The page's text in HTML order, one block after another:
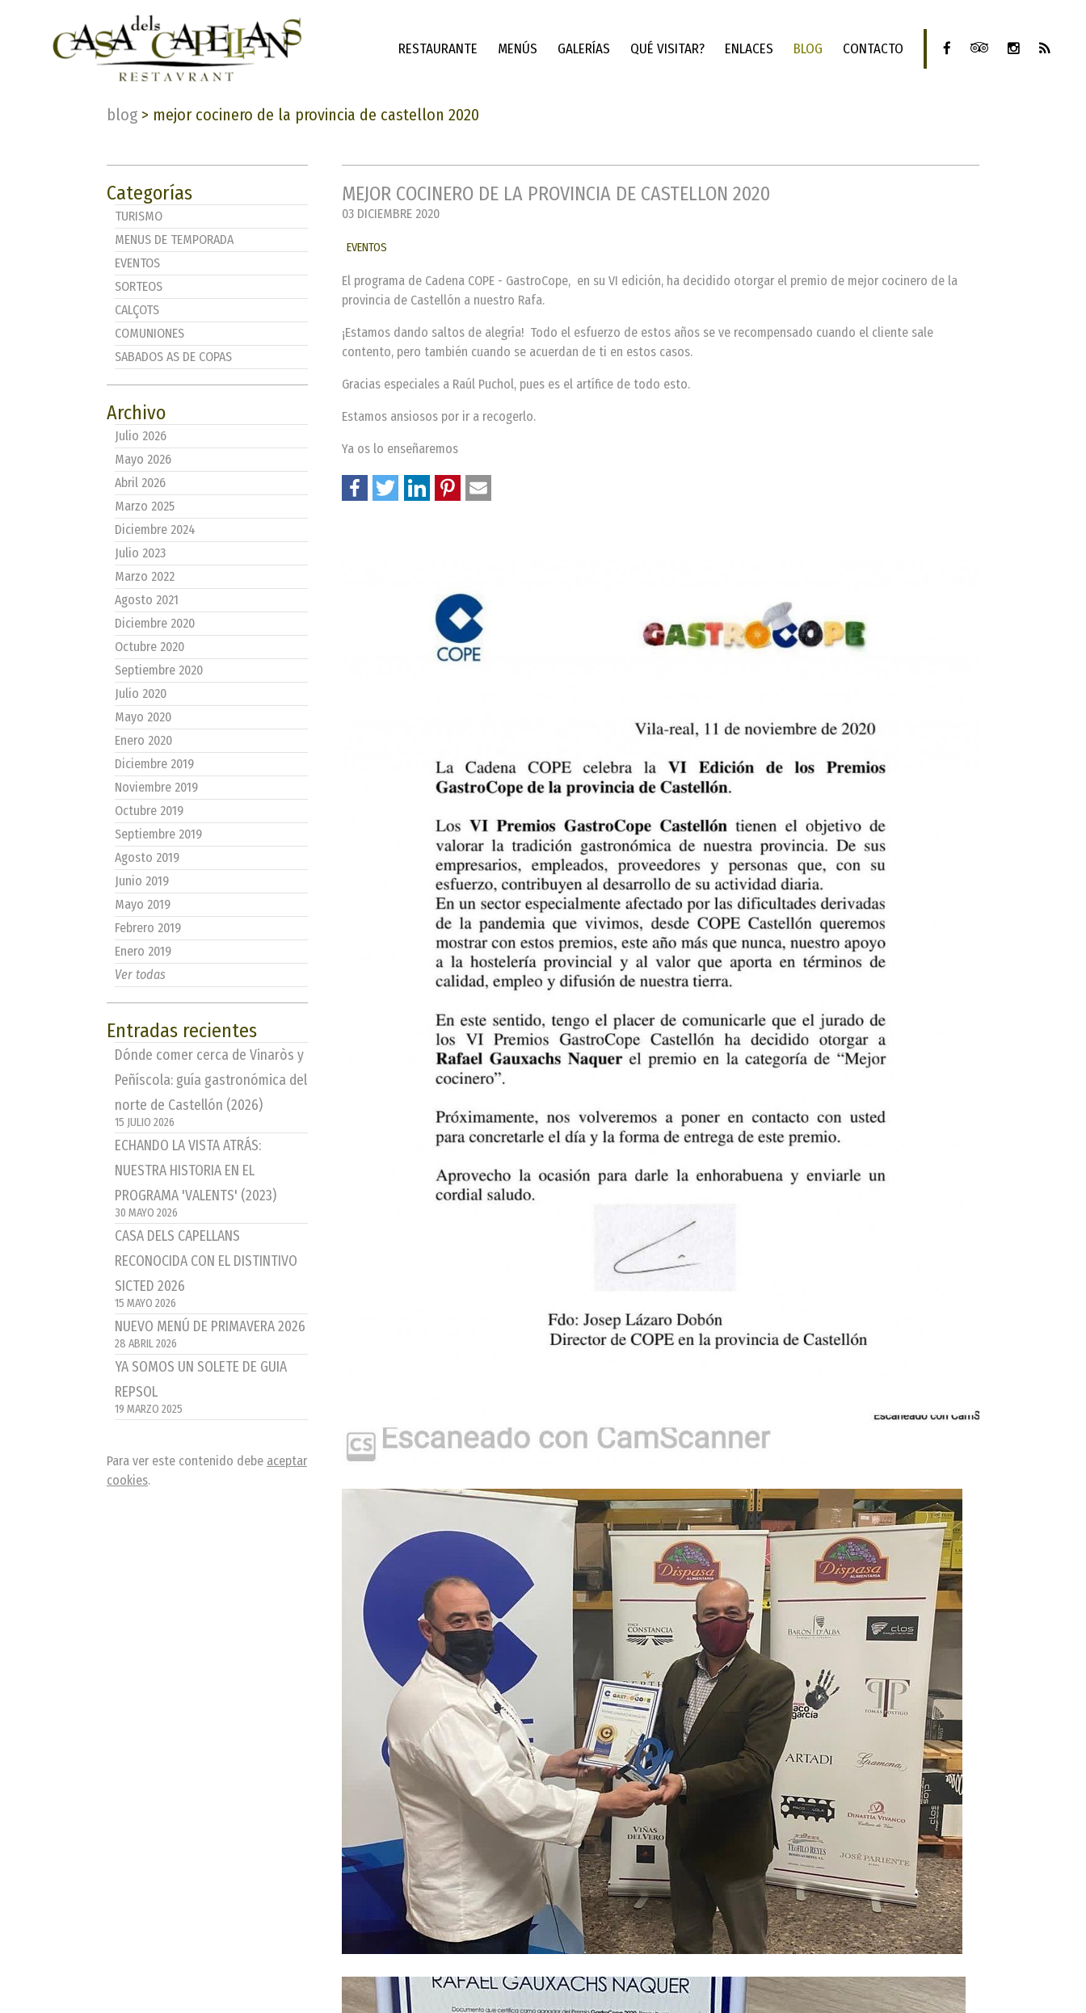
RESTAURANTE MENÚS GALERÍAS QUÉ VISITAR? ENLACES BLOG CONTACTO
blog > mejor cocinero de la provincia de castellon 2020
Categorías
TURISMO
MENUS DE TEMPORADA
EVENTOS
SORTEOS
CALÇOTS
COMUNIONES
SABADOS AS DE COPAS
Archivo
Julio 2026
Mayo 2026
Abril 2026
Marzo 2025
Diciembre 2024
Julio 2023
Marzo 2022
Agosto 2021
Diciembre 2020
Octubre 2020
Septiembre 2020
Julio 2020
Mayo 2020
Enero 2020
Diciembre 2019
Noviembre 2019
Octubre 2019
Septiembre 2019
Agosto 2019
Junio 2019
Mayo 2019
Febrero 2019
Enero 2019
Ver todas
Entradas recientes
Dónde comer cerca de Vinaròs y
Peñíscola: guía gastronómica del
norte de Castellón (2026)
15 JULIO 2026
ECHANDO LA VISTA ATRÁS:
NUESTRA HISTORIA EN EL
PROGRAMA 'VALENTS' (2023)
30 MAYO 2026
CASA DELS CAPELLANS
RECONOCIDA CON EL DISTINTIVO
SICTED 2026
15 MAYO 2026
NUEVO MENÚ DE PRIMAVERA 2026
28 ABRIL 2026
YA SOMOS UN SOLETE DE GUIA
REPSOL
19 MARZO 2025
Para ver este contenido debe aceptar
cookies.
MEJOR COCINERO DE LA PROVINCIA DE CASTELLON 2020
03 DICIEMBRE 2020
EVENTOS
El programa de Cadena COPE - GastroCope, en su VI edición, ha decidido otorgar el premio de mejor cocinero de la
provincia de Castellón a nuestro Rafa.
¡Estamos dando saltos de alegría! Todo el esfuerzo de estos años se ve recompensado cuando el cliente sale
contento, pero también cuando se acuerdan de ti en estos casos.
Gracias especiales a Raúl Puchol, pues es el artífice de todo esto.
Estamos ansiosos por ir a recogerlo.
Ya os lo enseñaremos